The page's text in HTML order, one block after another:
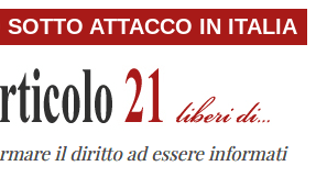
ATTACCO IN ITALIA